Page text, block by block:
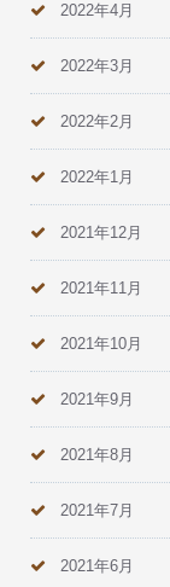
2022年4月
2022年3月
2022年2月
2022年1月
2021年12月
2021年11月
2021年10月
2021年9月
2021年8月
2021年7月
2021年6月